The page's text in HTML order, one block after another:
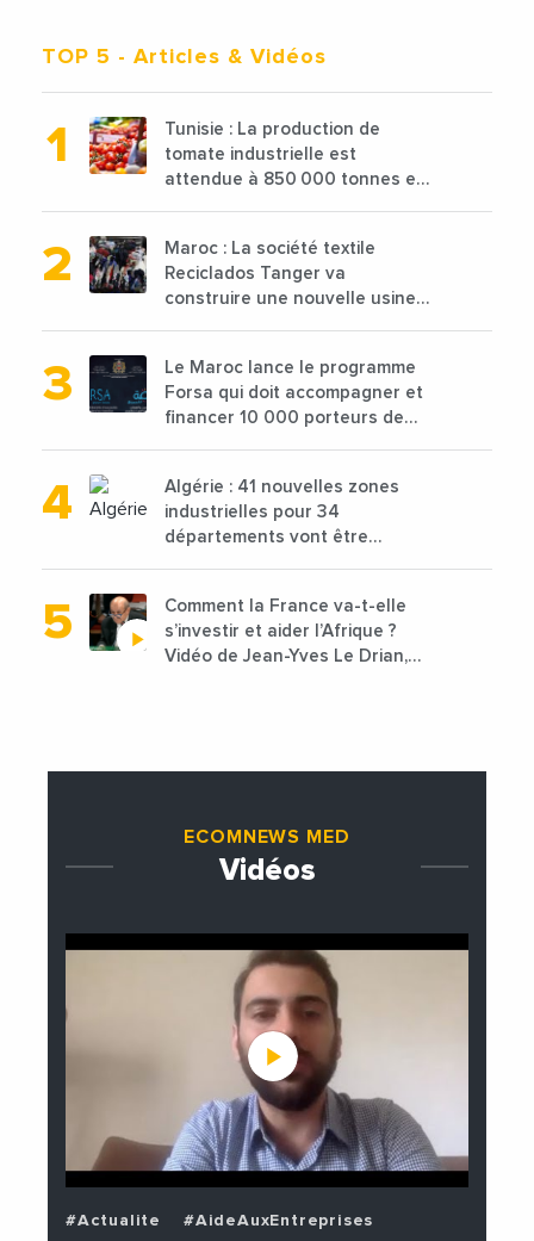
TOP 5 - Articles & Vidéos
Tunisie : La production de
tomate industrielle est
attendue à 850 000 tonnes en
Maroc : La société textile
Reciclados Tanger va
construire une nouvelle usine
Le Maroc lance le programme
Forsa qui doit accompagner et
financer 10 000 porteurs de
Algérie : 41 nouvelles zones
industrielles pour 34
départements vont être
Comment la France va-t-elle
s’investir et aider l’Afrique ?
Vidéo de Jean-Yves Le Drian,
ECOMNEWS MED
Vidéos
#Actualite
#AideAuxEntreprises